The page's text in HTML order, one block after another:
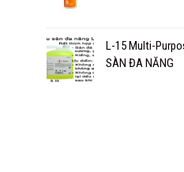
L-15 Multi-
SÀN ĐA NĂNG